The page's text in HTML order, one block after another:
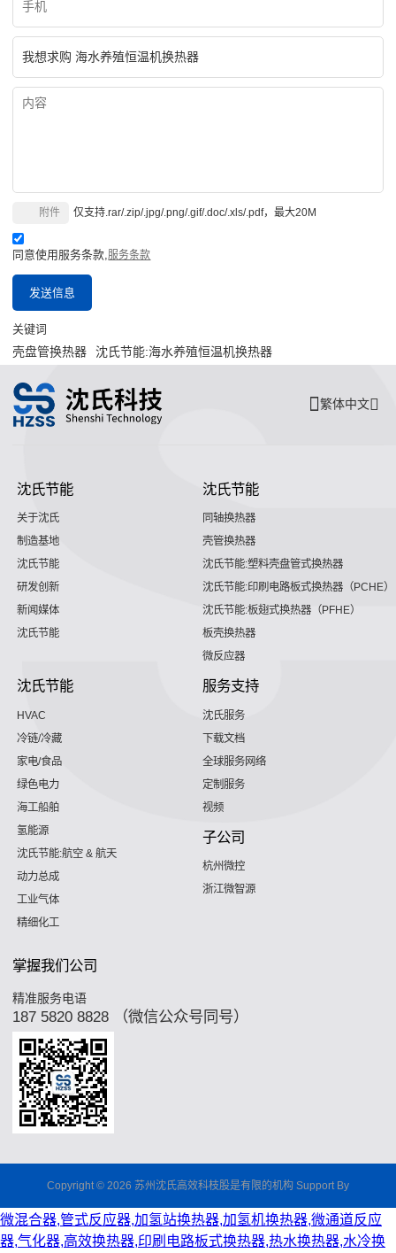
仅支持.rar/.zip/.jpg/.png/.gif/.doc/.xls/.pdf，最大20M
附件
同意使用服务条款, 服务条款
发送信息
关键词
壳盘管换热器 沈氏节能:海水养殖恒温机换热器
繁体中文
沈氏节能
关于沈氏
制造基地
沈氏节能
研发创新
新闻媒体
沈氏节能
沈氏节能
同轴换热器
壳管换热器
沈氏节能:塑料壳盘管式换热器
沈氏节能:印刷电路板式换热器（PCHE）
沈氏节能:板翅式换热器（PFHE）
板壳换热器
微反应器
沈氏节能
HVAC
冷链/冷藏
家电/食品
绿色电力
海工船舶
氢能源
沈氏节能:航空 & 航天
动力总成
工业气体
精细化工
服务支持
沈氏服务
下载文档
全球服务网络
定制服务
视频
子公司
杭州微控
浙江微智源
掌握我们公司
精准服务电语
187 5820 8828 （微信公众号同号）
Copyright © 2026 苏州沈氏高效科枝股是有限的机构 Support By
微混合器,管式反应器,加氢站换热器,加氢机换热器,微通道反应
器,气化器,高效换热器,印刷电路板式换热器,热水换热器,水冷换